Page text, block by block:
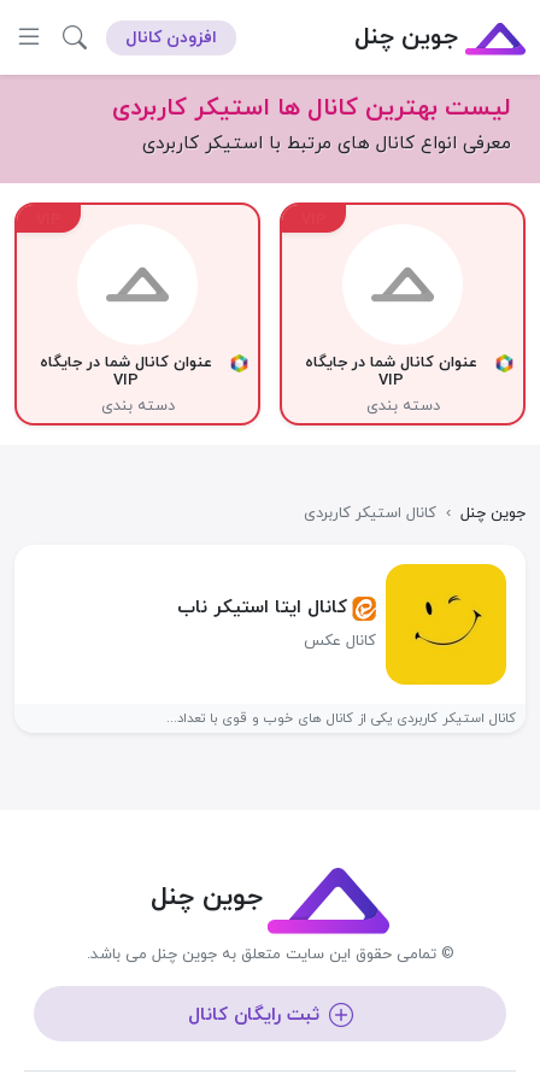
جوین چنل افزودن کانال
لیست بهترین کانال ها استیکر کاربردی
معرفی انواع کانال های مرتبط با استیکر کاربردی
عنوان کانال شما در جایگاه
VIP
دسته بندی
عنوان کانال شما در جایگاه
VIP
دسته بندی
جوین چنل › کانال استیکر کاربردی
کانال ایتا استیکر ناب
کانال عکس
کانال استیکر کاربردی یکی از کانال های خوب و قوی با تعداد...
جوین چنل
© تمامی حقوق این سایت متعلق به جوین چنل می باشد.
ثبت رایگان کانال